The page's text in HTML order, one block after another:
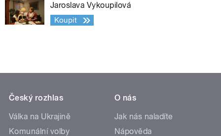
Jaroslava Vykoupilová
Koupit
Český rozhlas
Válka na Ukrajině
Komunální volby
O nás
Jak nás naladíte
Nápověda